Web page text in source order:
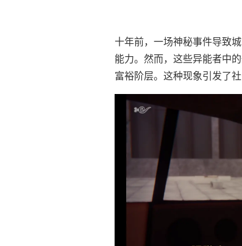
十年前，一场神秘事件导致
能力。然而，这些异能者中
富裕阶层。这种现象引发了